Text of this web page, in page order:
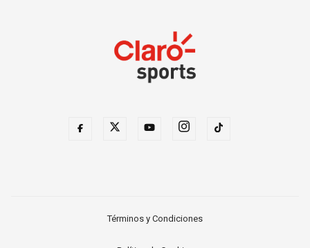
Términos y Condiciones